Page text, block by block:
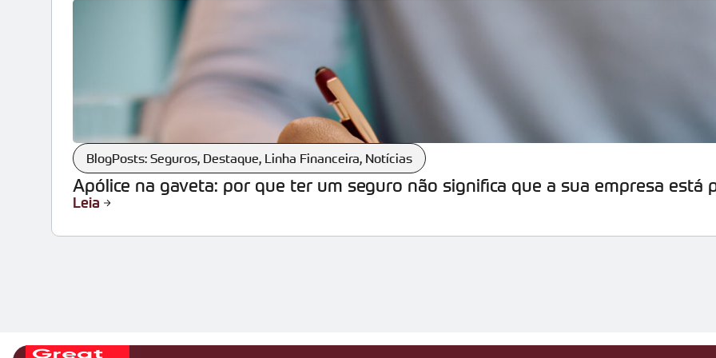
BlogPosts: Seguros, Destaque, Linha Financeira, Notícias
Apólice na gaveta: por que ter um seguro não significa que a sua empresa está
Leia